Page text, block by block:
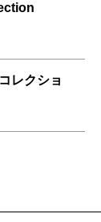
レクショ